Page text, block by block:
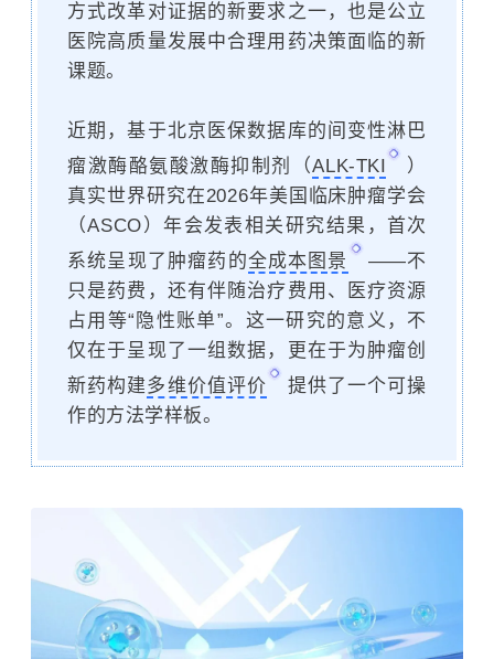
方式改革对证据的新要求之一，也是公立
医院高质量发展中合理用药决策面临的新
课题。
近期，基于北京医保数据库的间变性淋巴
瘤激酶酪氨酸激酶抑制剂（ALK-TKI
）
真实世界研究在2026年美国临床肿瘤学会
（ASCO）年会发表相关研究结果，首次
系统呈现了肿瘤药的全成本图景
——不
只是药费，还有伴随治疗费用、医疗资源
占用等“隐性账单”。这一研究的意义，不
仅在于呈现了一组数据，更在于为肿瘤创
新药构建多维价值评价
提供了一个可操
作的方法学样板。